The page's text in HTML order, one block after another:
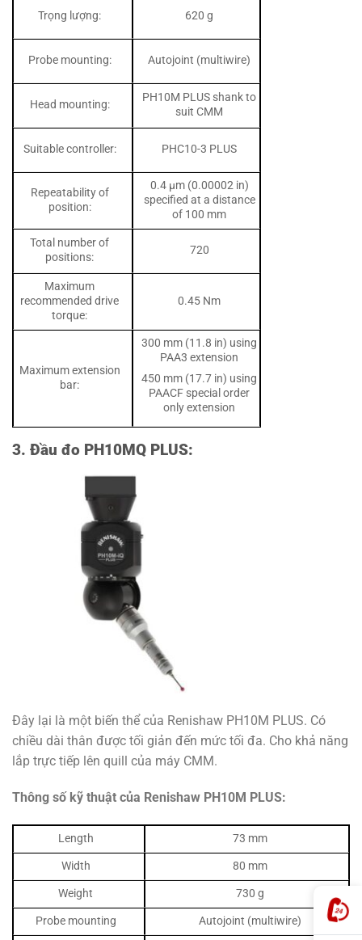
Trọng lượng: 620 g
Probe mounting: Autojoint (multiwire)
Head mounting:
PH10M PLUS shank to
suit CMM
Suitable controller: PHC10-3 PLUS
Repeatability of
position:
0.4 µm (0.00002 in)
specified at a distance
of 100 mm
Total number of
positions:
720
Maximum
recommended drive
torque:
0.45 Nm
Maximum extension
bar:
300 mm (11.8 in) using
PAA3 extension
450 mm (17.7 in) using
PAACF special order
only extension
3. Đầu đo PH10MQ PLUS:
Đây lại là một biến thể của Renishaw PH10M PLUS. Có
chiều dài thân được tối giản đến mức tối đa. Cho khả năng
lắp trực tiếp lên quill của máy CMM.
Thông số kỹ thuật của Renishaw PH10M PLUS:
Length
73 mm
Width
80 mm
Weight
730 g
Probe mounting
Autojoint (multiwire)